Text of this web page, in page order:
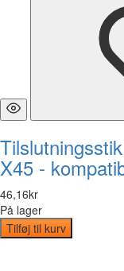
X45 -
46,16kr
På lager
Tilføj til kurv